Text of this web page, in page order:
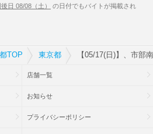
日 08/08（土）
の日付でもバイトが掲載され
TOP 東京都 【05/17(日)】、市部
店舗一覧
お知らせ
プライバシーポリシー